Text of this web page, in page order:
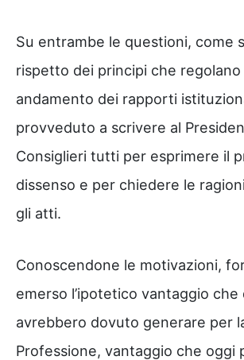
Su entrambe le questioni, come
rispetto dei principi che
andamento dei rapporti
provveduto a scrivere al
Consiglieri tutti per esprimere il
dissenso e per chiedere le
gli atti.
Conoscendone le motivazioni,
emerso l’ipotetico vantaggio
avrebbero dovuto generare per
Professione, vantaggio che oggi